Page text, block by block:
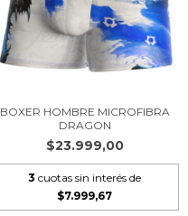
BOXER HOMBRE MICROFIBRA
DRAGON
$23.999,00
3 cuotas sin interés de
$7.999,67